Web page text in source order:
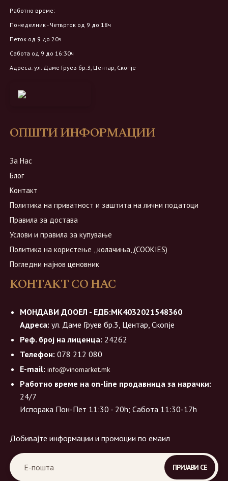
Работно време:
Понеделник - Четврток од 9 до 18ч
Петок од 9 до 20ч
Сабота од 9 до 16:30ч
Адреса: ул. Даме Груев бр.3, Центар, Скопје
ОПШТИ ИНФОРМАЦИИ
За Нас
Блог
Контакт
Политика на приватност и заштита на лични податоци
Правила за достава
Услови и правила за купување
Политика на користење ,,колачиња,,(COOKIES)
Погледни најнов ценовник
КОНТАКТ СО НАС
МОНДАВИ ДООЕЛ - ЕДБ:МК4032021548360
Адреса: ул. Даме Груев бр.3, Центар, Скопје
Реф. број на лиценца: 24262
Телефон: 078 212 080
E-mail: info@vinomarket.mk
Работно време на on-line продавница за нарачки:
24/7
Испорака Пон-Пет 11:30 - 20h; Сабота 11:30-17h
Добивајте информации и промоции по емаил